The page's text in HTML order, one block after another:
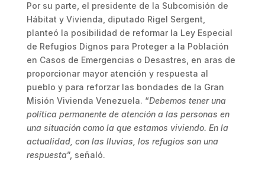
Por su parte, el presidente de la Subcomisión de
Hábitat y Vivienda, diputado Rigel Sergent,
planteó la posibilidad de reformar la Ley Especial
de Refugios Dignos para Proteger a la Población
en Casos de Emergencias o Desastres, en aras de
proporcionar mayor atención y respuesta al
pueblo y para reforzar las bondades de la Gran
Misión Vivienda Venezuela. “Debemos tener una
política permanente de atención a las personas en
una situación como la que estamos viviendo. En la
actualidad, con las lluvias, los refugios son una
respuesta”, señaló.